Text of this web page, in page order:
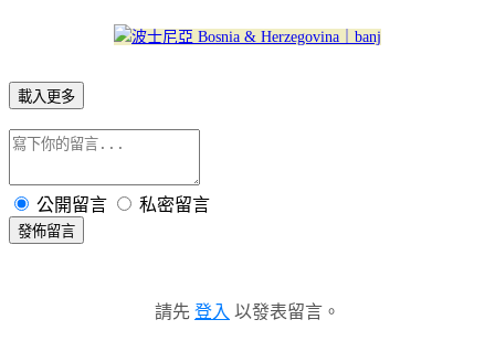
載入更多
公開留言 私密留言
發佈留言
請先 登入 以發表留言。